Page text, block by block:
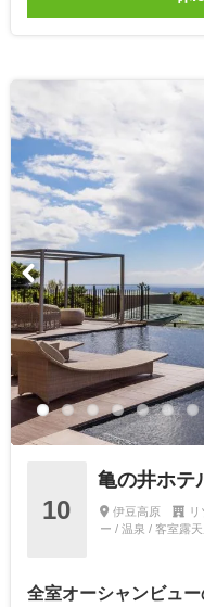
10
亀の井ホテ
伊豆高原
ー / 温泉 / 客室露
全室オーシャンビュ